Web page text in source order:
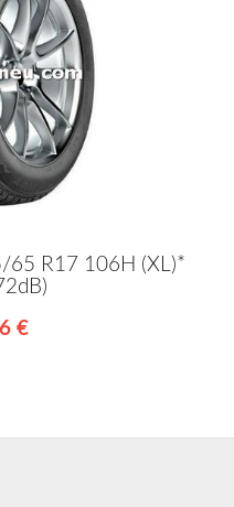
65 R17 106H (XL)*
€